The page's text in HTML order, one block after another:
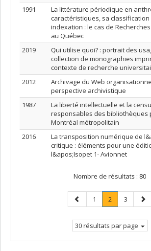
1991
La littérature périodique en
caractéristiques, sa classification
indexation : le cas de
au Québec
2019
Qui utilise quoi? : portrait des
collection de monographies
contexte de recherche
2012
Archivage du Web
perspective archivistique
1987
La liberté intellectuelle et la
responsables des bibliothèques
Montréal métropolitain
2016
La transposition numérique de
critique : éléments pour une
l&apos;Isopet 1- Avionnet
Nombre de résultats : 80
Page
précédente
Page
1 Page
2.
Page
Page
3
Page
30 résultats par page